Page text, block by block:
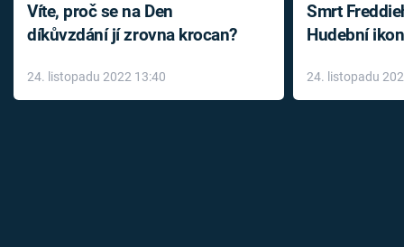
Víte, proč se na Den
díkůvzdání jí zrovna krocan?
24. listopadu 2022 13:40
Smrt
Hudební
léky
24. listopadu